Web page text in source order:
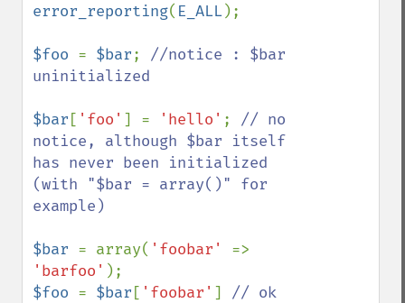
error_reporting( E_ALL);
$foo = $bar; //notice : $bar
uninitialized
$bar [ 'foo' ] = 'hello' ; // no
notice, although $bar itself
has never been initialized
(with "$bar = array()" for
example)
$bar = array( 'foobar'
'barfoo'
$foo = $bar [ 'foobar' ] // ok